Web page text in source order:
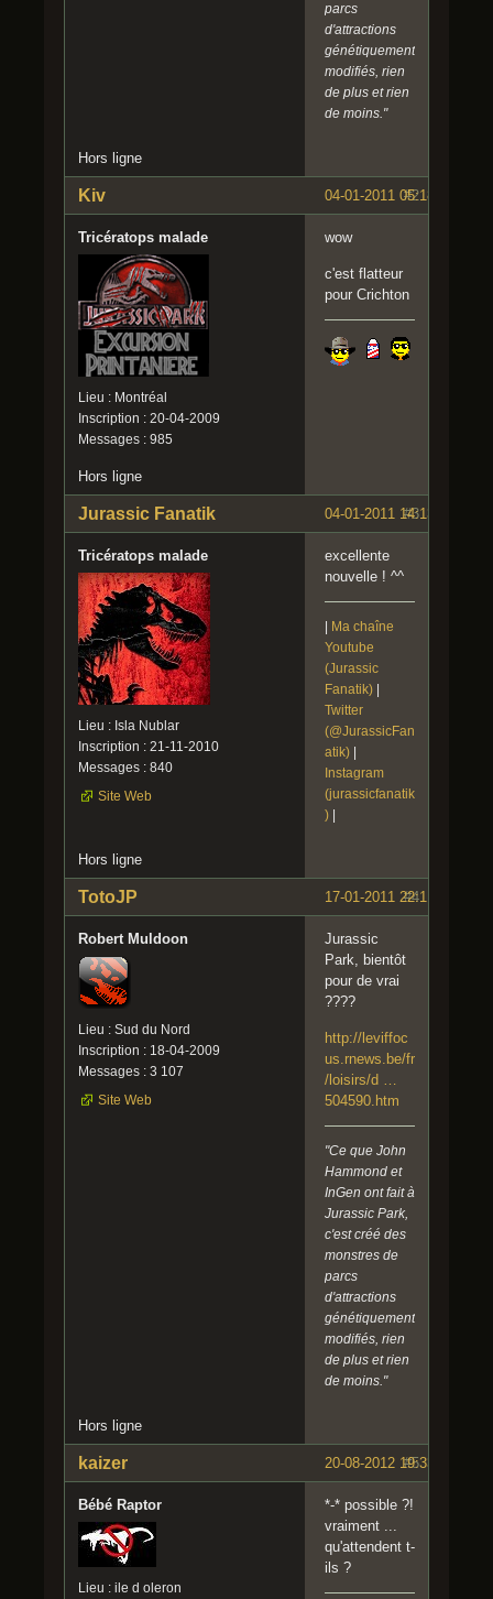
parcs
d'attractions
génétiquement
modifiés, rien
de plus et rien
de moins."
Hors ligne
#2
04-01-2011 05:18:16
Kiv
Tricératops malade
Lieu : Montréal
Inscription : 20-04-2009
Messages : 985
wow
c'est flatteur
pour Crichton
Hors ligne
#3
04-01-2011 14:13:16
Jurassic Fanatik
Tricératops malade
Lieu : Isla Nublar
Inscription : 21-11-2010
Messages : 840
Site Web
excellente
nouvelle ! ^^
| Ma chaîne
Youtube
(Jurassic
Fanatik) |
Twitter
(@JurassicFan
atik) |
Instagram
(jurassicfanatik
) |
Hors ligne
#4
17-01-2011 22:11:39
TotoJP
Robert Muldoon
Lieu : Sud du Nord
Inscription : 18-04-2009
Messages : 3 107
Site Web
Jurassic
Park, bientôt
pour de vrai
????
http://leviffoc
us.rnews.be/fr
/loisirs/d …
504590.htm
"Ce que John
Hammond et
InGen ont fait à
Jurassic Park,
c'est créé des
monstres de
parcs
d'attractions
génétiquement
modifiés, rien
de plus et rien
de moins."
Hors ligne
#5
20-08-2012 19:33:30
kaizer
Bébé Raptor
Lieu : ile d oleron
*-* possible ?!
vraiment ...
qu'attendent t-
ils ?